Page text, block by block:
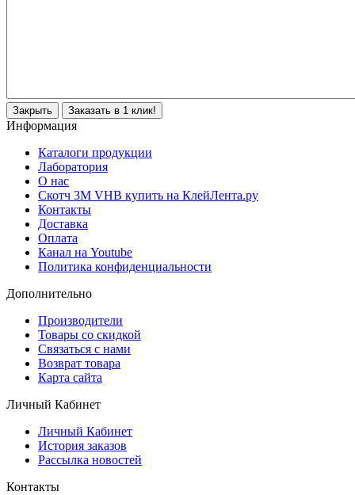
Закрыть Заказать в 1 клик!
Информация
Каталоги продукции
Лаборатория
О нас
Скотч 3M VHB купить на КлейЛента.ру
Контакты
Доставка
Оплата
Канал на Youtube
Политика конфиденциальности
Дополнительно
Производители
Товары со скидкой
Связаться с нами
Возврат товара
Карта сайта
Личный Кабинет
Личный Кабинет
История заказов
Рассылка новостей
Контакты